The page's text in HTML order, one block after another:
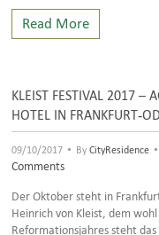
Read More
KLEIST FESTIVAL 2017 –
HOTEL IN FRANKFURT-
09/10/2017 • ByCityResidence •
Comments
Der Oktober steht in
Heinrich von Kleist, dem
Reformationsjahres steht